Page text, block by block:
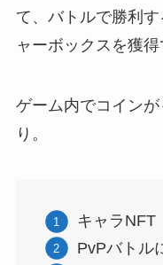
て、バトルで勝利
ャーボックスを獲得
ゲーム内でコイン
り。
キャラNFT
PvPバトル